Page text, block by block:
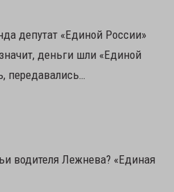
депутат «Единой России»
деньги шли «Единой
передавались…
водителя Лежнева? «Единая